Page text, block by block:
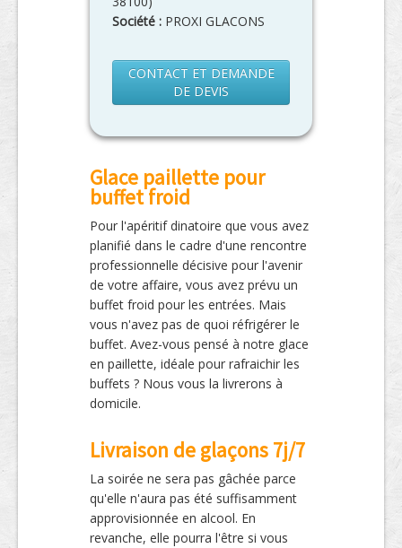
Société : PROXI GLACONS
CONTACT ET DEMANDE
DE DEVIS
Glace paillette pour
buffet froid
Pour l'apéritif dinatoire que vous avez
planifié dans le cadre d'une rencontre
professionnelle décisive pour l'avenir
de votre affaire, vous avez prévu un
buffet froid pour les entrées. Mais
vous n'avez pas de quoi réfrigérer le
buffet. Avez-vous pensé à notre glace
en paillette, idéale pour rafraichir les
buffets ? Nous vous la livrerons à
domicile.
Livraison de glaçons 7j/7
La soirée ne sera pas gâchée parce
qu'elle n'aura pas été suffisamment
approvisionnée en alcool. En
revanche, elle pourra l'être si vous